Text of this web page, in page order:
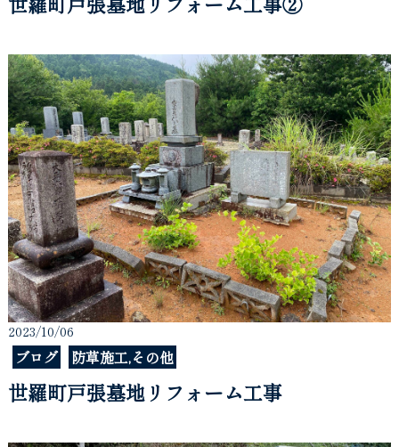
2023/10/06
ブログ 防草施工,その他
世羅町戸張墓地リフォーム工事